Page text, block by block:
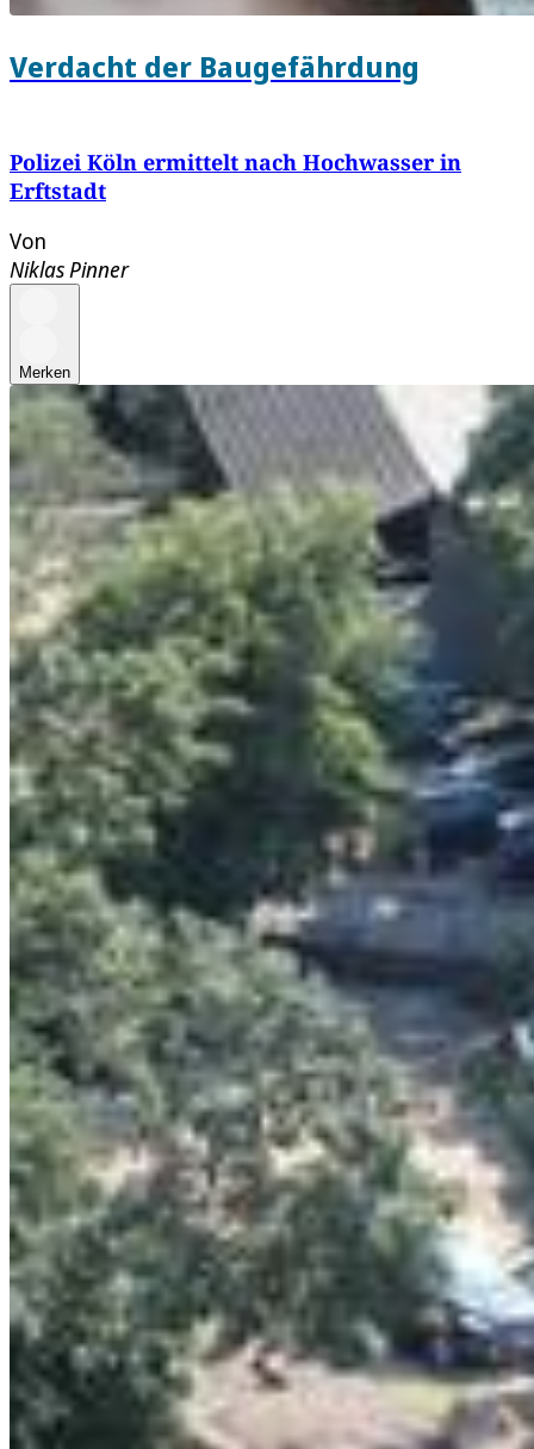
Verdacht der Baugefährdung
Polizei Köln ermittelt nach Hochwasser in
Erftstadt
Von
Niklas Pinner
Merken